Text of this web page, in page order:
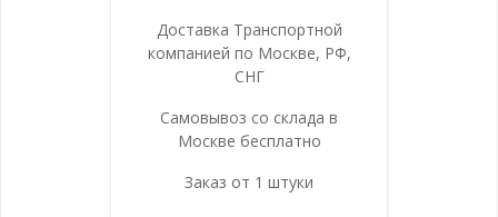
Доставка Транспортной
компанией по Москве, РФ,
СНГ
Самовывоз со склада в
Москве бесплатно
Заказ от 1 штуки